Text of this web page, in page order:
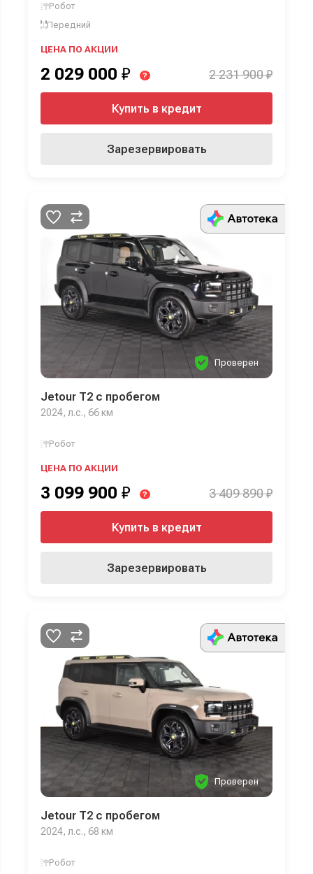
Робот
Передний
ЦЕНА ПО АКЦИИ
2 029 000 ₽ ? 2 231 900 ₽
Купить в кредит
Зарезервировать
Проверен
Jetour T2 с пробегом
2024, л.с., 66 км
Робот
ЦЕНА ПО АКЦИИ
3 099 900 ₽ ? 3 409 890 ₽
Купить в кредит
Зарезервировать
Проверен
Jetour T2 с пробегом
2024, л.с., 68 км
Робот